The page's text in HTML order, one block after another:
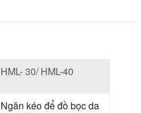
HML- 30/ HML-40
Ngăn kéo để đồ bọc da